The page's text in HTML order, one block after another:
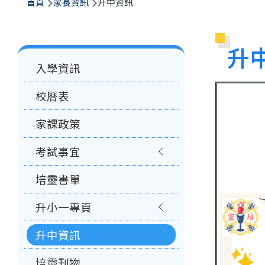
航
結 升
Main
navigation
入學資訊
校曆表
家課政策
考試事宜
培靈書單
升小一專頁
升中資訊